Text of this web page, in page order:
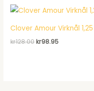
Clover Amour Virknål
kr128.00Det
kr98.95Det